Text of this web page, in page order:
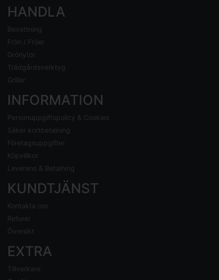
HANDLA
Bevattning
Frön / Fröer
Grönytor
Trädgårdsverktyg
Grillar
INFORMATION
Personuppgiftspolicy & Cookies
Säker kortbetalning
Företagsuppgifter
Köpvillkor
Leverans & Betalning
KUNDTJÄNST
Kontakta oss
Returer
Översikt
EXTRA
Tillverkare